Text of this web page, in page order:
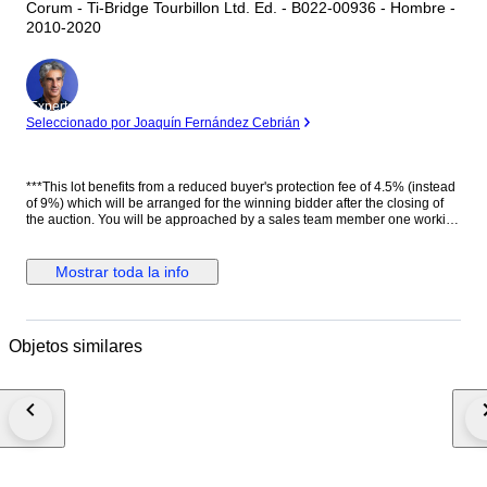
Corum - Ti-Bridge Tourbillon Ltd. Ed. - B022-00936 - Hombre -
2010-2020
Experto
Seleccionado por Joaquín Fernández Cebrián
***This lot benefits from a reduced buyer's protection fee of 4.5% (instead
of 9%) which will be arranged for the winning bidder after the closing of
the auction. You will be approached by a sales team member one working
(cuerda), Tourbillon. Calibre CO.022. 22 jewels. 72h power reserve.
21600 A/h Caja: Titanio con tratamiento PVD, Tonel Corona: Con logo.
Con logo. Sujeta con 6 tornillos. Titanio PVD negro. Esfera: Esqueleto.
cocodrilo auténtica. Cierre: Acero inoxidable. Con logo. Con pulsadores.
madera. Documentación completa. Edición limitada de 50 piezas. Precio
Mostrar toda la info
Objetos similares